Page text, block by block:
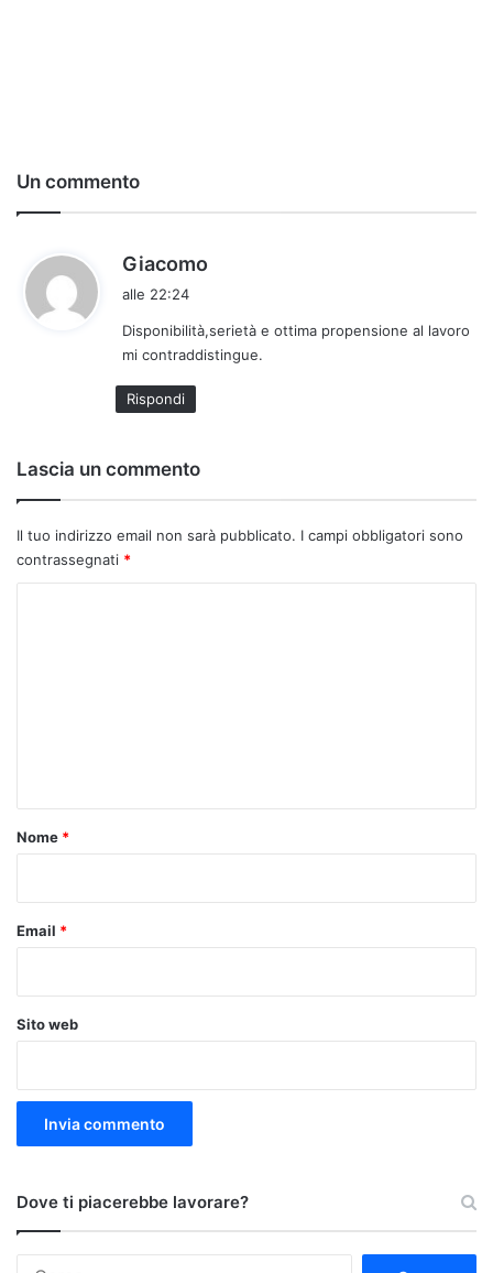
Un commento
Giacomo
e
t
alle 22:24
Disponibilità,serietà e ottima propensione al lavoro
mi contraddistingue.
Rispondi
Lascia un commento
Il tuo indirizzo email non sarà pubblicato. I campi obbligatori sono
contrassegnati *
o
Nome *
Email *
Sito web
Dove ti piacerebbe lavorare?